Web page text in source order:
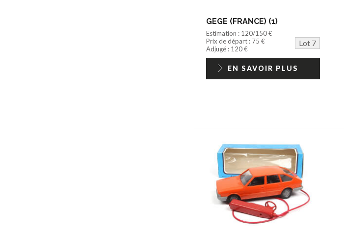
GEGE (FRANCE) (1)
Estimation : 120/150 €
Prix de départ : 75 €
Lot 7
Adjugé : 120 €
EN SAVOIR PLUS